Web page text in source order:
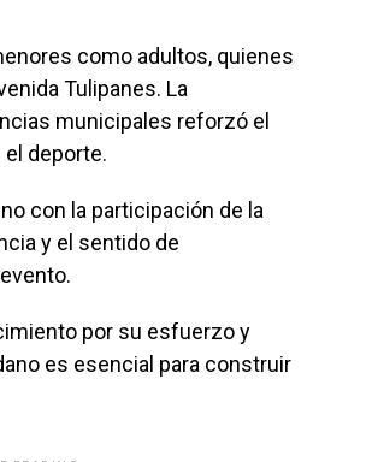
como adultos, quienes
Tulipanes. La
municipales reforzó el
deporte.
con la participación de la
y el sentido de
por su esfuerzo y
es esencial para construir